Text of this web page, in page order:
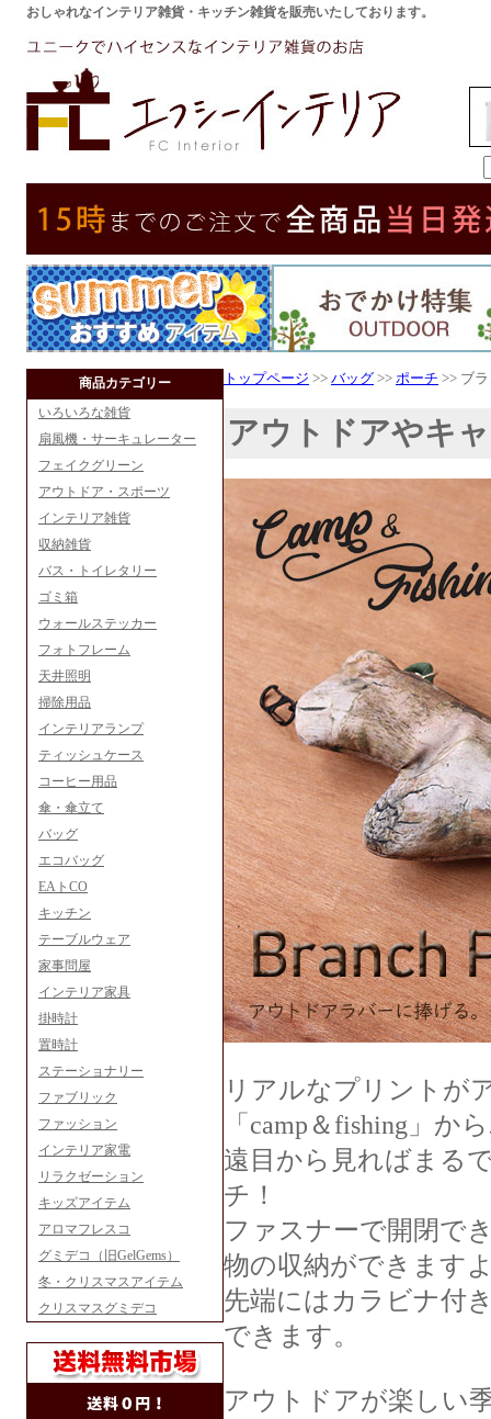
おしゃれなインテリア雑貨・キッチン雑貨を販売いたしております。
商品カテゴリー
いろいろな雑貨
扇風機・サーキュレーター
フェイクグリーン
アウトドア・スポーツ
インテリア雑貨
収納雑貨
バス・トイレタリー
ゴミ箱
ウォールステッカー
フォトフレーム
天井照明
掃除用品
インテリアランプ
ティッシュケース
コーヒー用品
傘・傘立て
バッグ
エコバッグ
EAトCO
キッチン
テーブルウェア
家事問屋
インテリア家具
掛時計
置時計
ステーショナリー
ファブリック
ファッション
インテリア家電
リラクゼーション
キッズアイテム
アロマフレスコ
グミデコ（旧GelGems）
冬・クリスマスアイテム
クリスマスグミデコ
トップページ >> バッグ >> ポーチ >> ブ
アウトドアやキ
リアルなプリントが
「camp＆fishing」か
遠目から見ればまる
チ！
ファスナーで開閉で
物の収納ができます
先端にはカラビナ付
できます。
アウトドアが楽しい